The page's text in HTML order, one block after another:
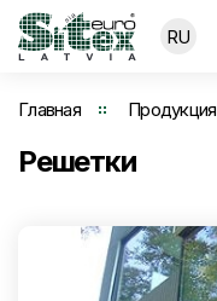
RU
Главная Продукция
Решетки